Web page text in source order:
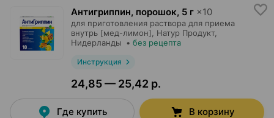
Антигриппин, порошок, 5 г ×10
для приготовления раствора для приема
внутрь [мед-лимон],
Натур Продукт,
Нидерланды • без рецепта
Инструкция
24,85 — 25,42 р.
Где купить В корзину